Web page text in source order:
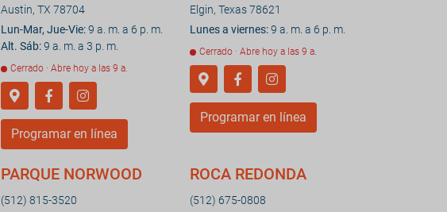
Austin, TX 78704
Lun-Mar, Jue-Vie:9 a. m. a 6 p. m.
Alt. Sáb:9 a. m. a 3 p. m.
Cerrado · Abre hoy a las 9 a.
Programar en línea
Elgin, Texas 78621
Lunes a viernes:9 a. m. a 6 p. m.
Cerrado · Abre hoy a las 9 a.
Programar en línea
PARQUE NORWOOD
(512) 815-3520
ROCA REDONDA
(512) 675-0808